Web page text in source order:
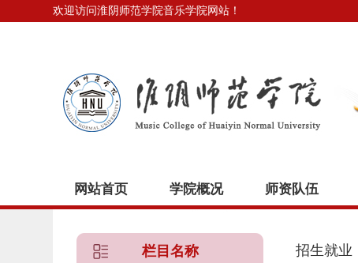
欢迎访问淮阴师范学院音乐学院网站！
网站首页 学院概况 师资队伍
栏目名称 招生就业